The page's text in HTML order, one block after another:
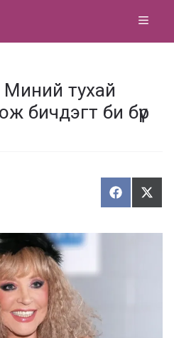
тухай
бичдэгт би бүр
Х
у
а
Т
ү
э